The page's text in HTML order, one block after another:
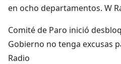
en ocho departamentos. W
Comité de Paro inició
Gobierno no tenga excusas
Radio